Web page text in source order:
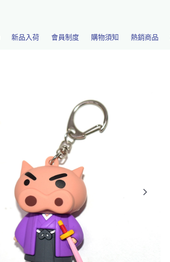
新品入荷 會員制度 購物須知 熱銷商品